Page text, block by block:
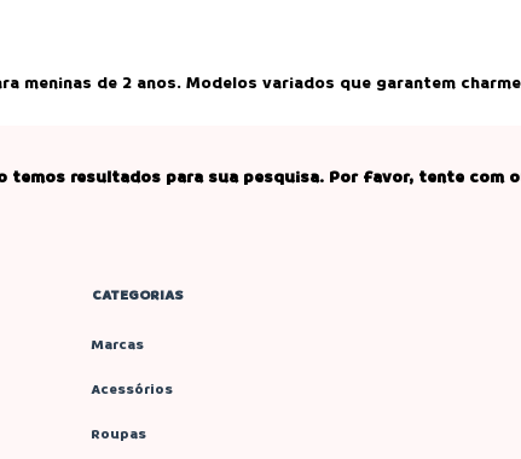
meninas de 2 anos. Modelos variados que garantem
temos resultados para sua pesquisa. Por favor, tente com
CATEGORIAS
Marcas
Acessórios
Roupas